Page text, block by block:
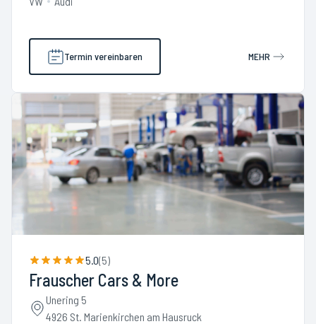
Termin vereinbaren MEHR
5.0(5)
Frauscher Cars & More
Unering 5
4926 St. Marienkirchen am Hausruck